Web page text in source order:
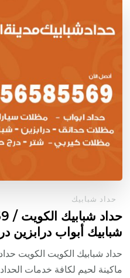
حداد شبابيك
شبابيك أبواب درابزين
حداد شبابيك الكويت الكويت
ماكينة لحيم لكافة خدمات